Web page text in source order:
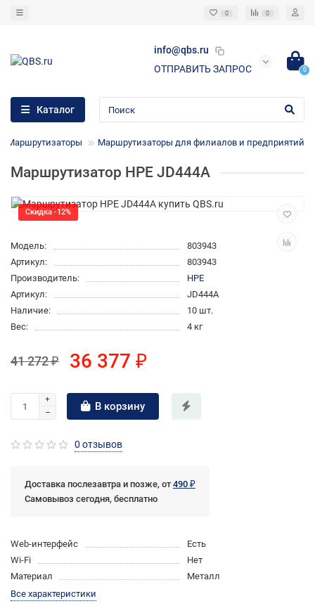
0 0
info@qbs.ru
ОТПРАВИТЬ ЗАПРОС
0
Каталог
Маршрутизаторы Маршрутизаторы для филиалов и предприятий
Маршрутизатор HPE JD444A
Скидка -12%
Модель:
803943
Артикул:
803943
Производитель:
HPE
Артикул:
JD444A
Наличие:
10 шт.
Вес:
4 кг
41 272 ₽ 36 377 ₽
В корзину
0 отзывов
Доставка послезавтра и позже, от490 ₽
Самовывоз сегодня, бесплатно
Web-интерфейс
Есть
Wi-Fi
Нет
Материал
Металл
Все характеристики